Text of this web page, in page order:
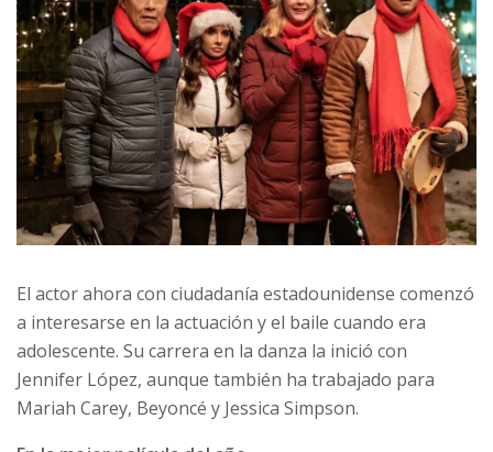
El actor ahora con ciudadanía estadounidense comenzó
a interesarse en la actuación y el baile cuando era
adolescente. Su carrera en la danza la inició con
Jennifer López, aunque también ha trabajado para
Mariah Carey, Beyoncé y Jessica Simpson.